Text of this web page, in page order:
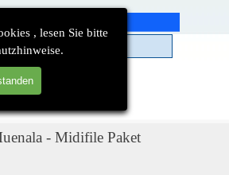
, lesen Sie bitte
Menü überspringen
- Midifile Paket